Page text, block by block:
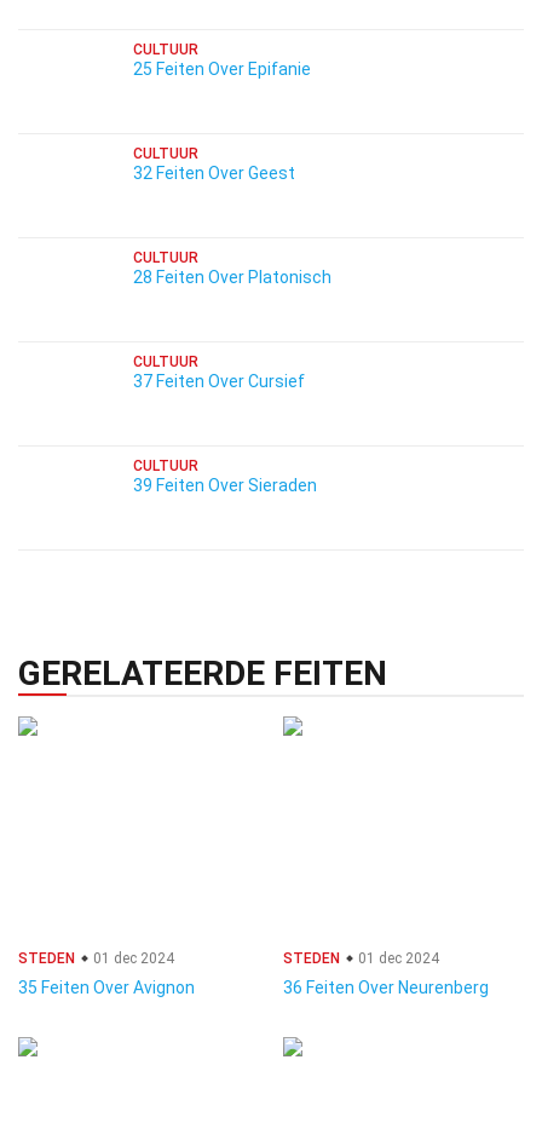
CULTUUR
25 Feiten Over Epifanie
CULTUUR
32 Feiten Over Geest
CULTUUR
28 Feiten Over Platonisch
CULTUUR
37 Feiten Over Cursief
CULTUUR
39 Feiten Over Sieraden
GERELATEERDE FEITEN
STEDEN 01 dec 2024
35 Feiten Over Avignon
STEDEN 01 dec 2024
36 Feiten Over Neurenberg